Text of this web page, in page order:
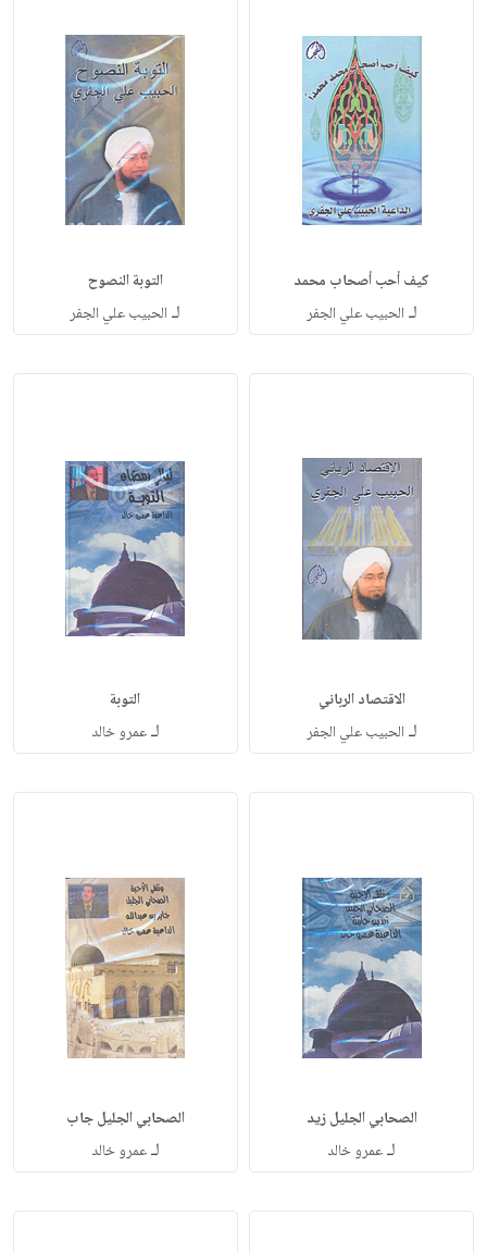
كيف أحب أصحاب محمد
لـ الحبيب علي الجفر
التوبة النصوح
لـ الحبيب علي الجفر
الاقتصاد الرباني
لـ الحبيب علي الجفر
التوبة
لـعمرو خالد
الصحابي الجليل زيد
لـعمرو خالد
الصحابي الجليل جاب
لـعمرو خالد